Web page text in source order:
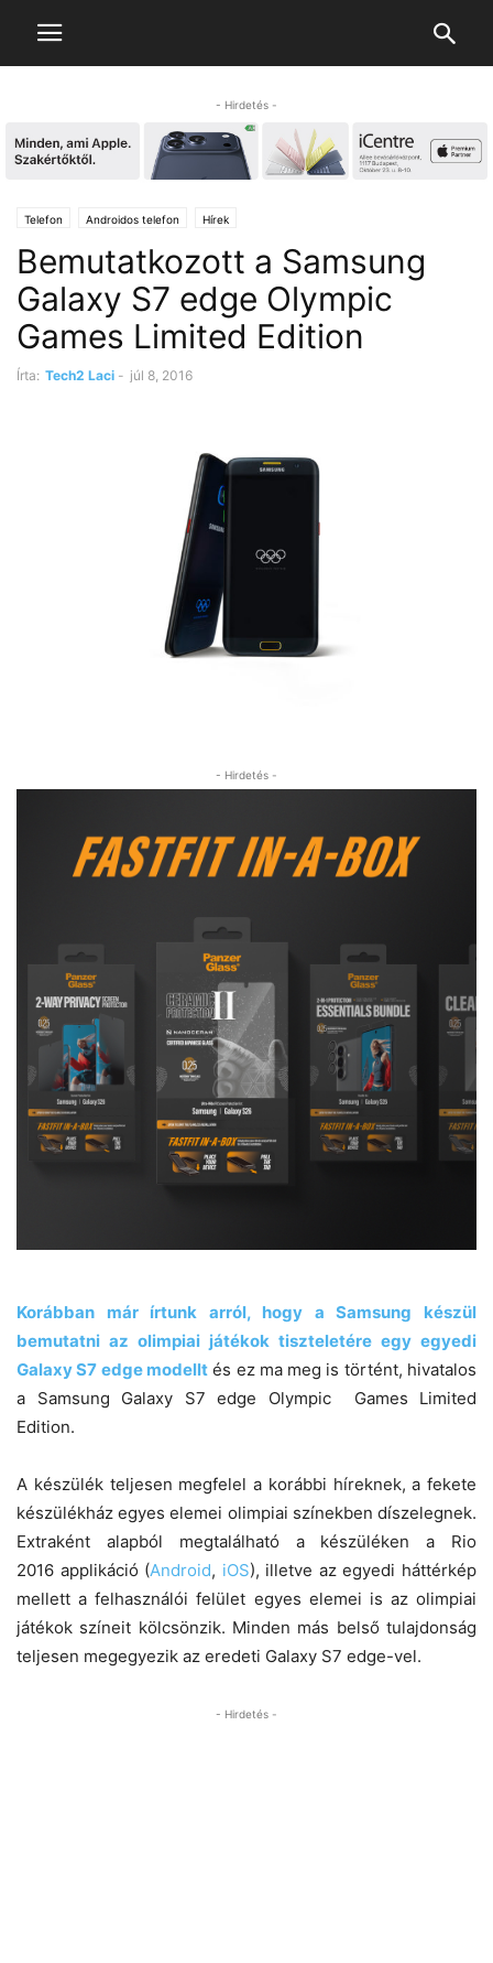
- Hirdetés -
Telefon Androidos telefon Hírek
Bemutatkozott a Samsung
Galaxy S7 edge Olympic
Games Limited Edition
Írta: Tech2 Laci - júl 8, 2016
- Hirdetés -
Korábban már írtunk arról, hogy a Samsung készül
bemutatni az olimpiai játékok tiszteletére egy egyedi
Galaxy S7 edge modelltés ez ma meg is történt, hivatalos
a Samsung Galaxy S7 edge Olympic Games Limited
Edition.
A készülék teljesen megfelel a korábbi híreknek, a fekete
készülékház egyes elemei olimpiai színekben díszelegnek.
Extraként alapból megtalálható a készüléken a Rio
2016 applikáció (Android, iOS), illetve az egyedi háttérkép
mellett a felhasználói felület egyes elemei is az olimpiai
játékok színeit kölcsönzik. Minden más belső tulajdonság
teljesen megegyezik az eredeti Galaxy S7 edge-vel.
- Hirdetés -